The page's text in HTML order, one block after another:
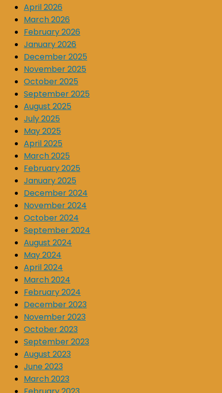
April 2026
March 2026
February 2026
January 2026
December 2025
November 2025
October 2025
September 2025
August 2025
July 2025
May 2025
April 2025
March 2025
February 2025
January 2025
December 2024
November 2024
October 2024
September 2024
August 2024
May 2024
April 2024
March 2024
February 2024
December 2023
November 2023
October 2023
September 2023
August 2023
June 2023
March 2023